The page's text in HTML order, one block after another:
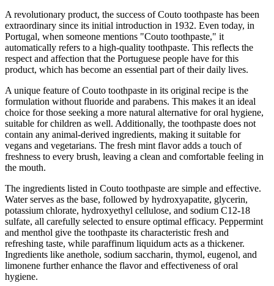
A revolutionary product, the success of Couto toothpaste has been
extraordinary since its initial introduction in 1932. Even today, in
Portugal, when someone mentions "Couto toothpaste," it
automatically refers to a high-quality toothpaste. This reflects the
respect and affection that the Portuguese people have for this
product, which has become an essential part of their daily lives.
A unique feature of Couto toothpaste in its original recipe is the
formulation without fluoride and parabens. This makes it an ideal
choice for those seeking a more natural alternative for oral hygiene,
suitable for children as well. Additionally, the toothpaste does not
contain any animal-derived ingredients, making it suitable for
vegans and vegetarians. The fresh mint flavor adds a touch of
freshness to every brush, leaving a clean and comfortable feeling in
the mouth.
The ingredients listed in Couto toothpaste are simple and effective.
Water serves as the base, followed by hydroxyapatite, glycerin,
potassium chlorate, hydroxyethyl cellulose, and sodium C12-18
sulfate, all carefully selected to ensure optimal efficacy. Peppermint
and menthol give the toothpaste its characteristic fresh and
refreshing taste, while paraffinum liquidum acts as a thickener.
Ingredients like anethole, sodium saccharin, thymol, eugenol, and
limonene further enhance the flavor and effectiveness of oral
hygiene.